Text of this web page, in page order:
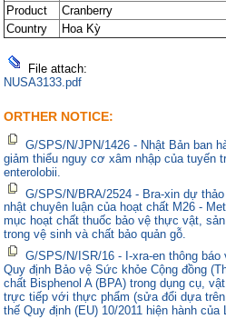
Product
Cranberry
Country
Hoa Kỳ
File attach:
NUSA3133.pdf
ORTHER NOTICE:
G/SPS/N/JPN/1426 - Nhật Bản ban
giảm thiểu nguy cơ xâm nhập của tuyến
enterolobii.
G/SPS/N/BRA/2524 - Bra-xin dự
nhật chuyên luận của hoạt chất M26 -
mục hoạt chất thuốc bảo vệ thực vật,
trong vệ sinh và chất bảo quản gỗ.
G/SPS/N/ISR/16 - I-xra-en thông
Quy định Bảo vệ Sức khỏe Cộng đồng
chất Bisphenol A (BPA) trong dụng cụ,
trực tiếp với thực phẩm (sửa đổi dựa
thế Quy định (EU) 10/2011 hiện hành của